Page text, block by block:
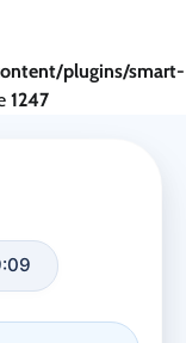
plugins/smart-
1247